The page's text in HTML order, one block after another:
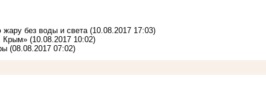
без воды и света (10.08.2017 17:03)
Крым» (10.08.2017 10:02)
(08.08.2017 07:02)